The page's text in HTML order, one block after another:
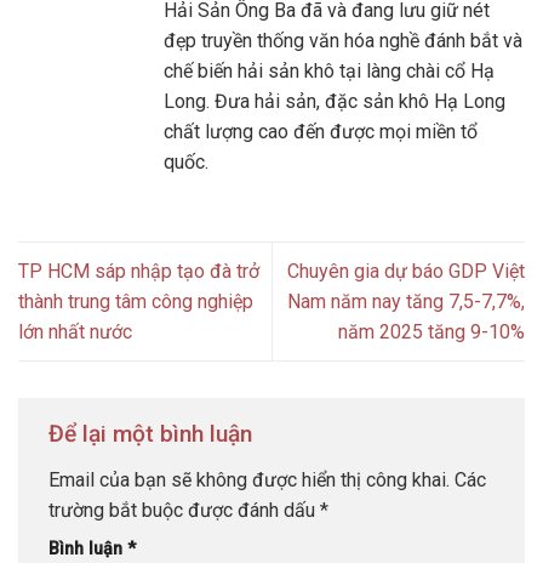
Hải Sản Ông Ba đã và đang lưu giữ nét
đẹp truyền thống văn hóa nghề đánh bắt và
chế biến hải sản khô tại làng chài cổ Hạ
Long. Đưa hải sản, đặc sản khô Hạ Long
chất lượng cao đến được mọi miền tổ
quốc.
TP HCM sáp nhập tạo đà trở
thành trung tâm công nghiệp
lớn nhất nước
Chuyên gia dự báo GDP Việt
Nam năm nay tăng 7,5-7,7%,
năm 2025 tăng 9-10%
Để lại một bình luận
Email của bạn sẽ không được hiển thị công khai. Các
trường bắt buộc được đánh dấu *
Bình luận *